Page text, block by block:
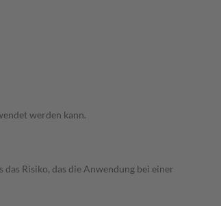
werden kann.
Risiko, das die Anwendung bei einer